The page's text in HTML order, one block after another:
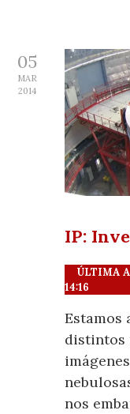
05
MAR
2014
IP:
ÚLTIMA
14:16
Estamos
distintos
nos